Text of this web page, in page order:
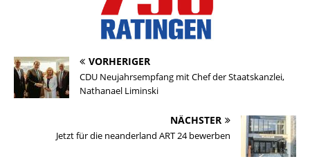
VORHERIGER
CDU Neujahrsempfang mit Chef der Staatskanzlei,
Nathanael Liminski
NÄCHSTER
Jetzt für die neanderland ART 24 bewerben